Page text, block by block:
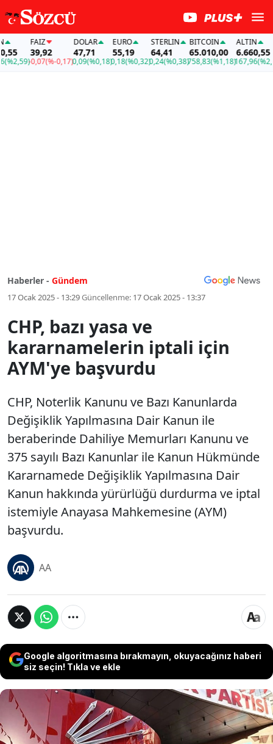
FAİZ
39,92
-0,07(%-0,17)
DOLAR
47,71
0,09(%0,18)
EURO
55,19
0,18(%0,32)
STERLIN
64,41
0,24(%0,38)
BITCOIN
65.010,00
758,83(%1,18)
ALTIN
6.660,55
167,96
Haberler - Gündem
17 Ocak 2025 - 13:29Güncellenme: 17 Ocak 2025 - 13:37
CHP, bazı yasa ve
kararnamelerin iptali için
AYM'ye başvurdu
CHP, Noterlik Kanunu ve Bazı Kanunlarda
Değişiklik Yapılmasına Dair Kanun ile
beraberinde Dahiliye Memurları Kanunu ve
375 sayılı Bazı Kanunlar ile Kanun Hükmünde
Kararnamede Değişiklik Yapılmasına Dair
Kanun hakkında yürürlüğü durdurma ve iptal
istemiyle Anayasa Mahkemesine (AYM)
başvurdu.
AA
Google algoritmasına bırakmayın, okuyacağınız haberi
siz seçin! Tıkla ve ekle
CHP, Noterlik Kanunu ve Bazı Kanunlarda
Değişiklik Yapılmasına Dair Kanun ile beraberinde